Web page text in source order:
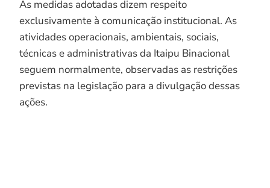
As medidas adotadas dizem respeito
exclusivamente à comunicação institucional. As
atividades operacionais, ambientais, sociais,
técnicas e administrativas da Itaipu Binacional
seguem normalmente, observadas as restrições
previstas na legislação para a divulgação dessas
ações.